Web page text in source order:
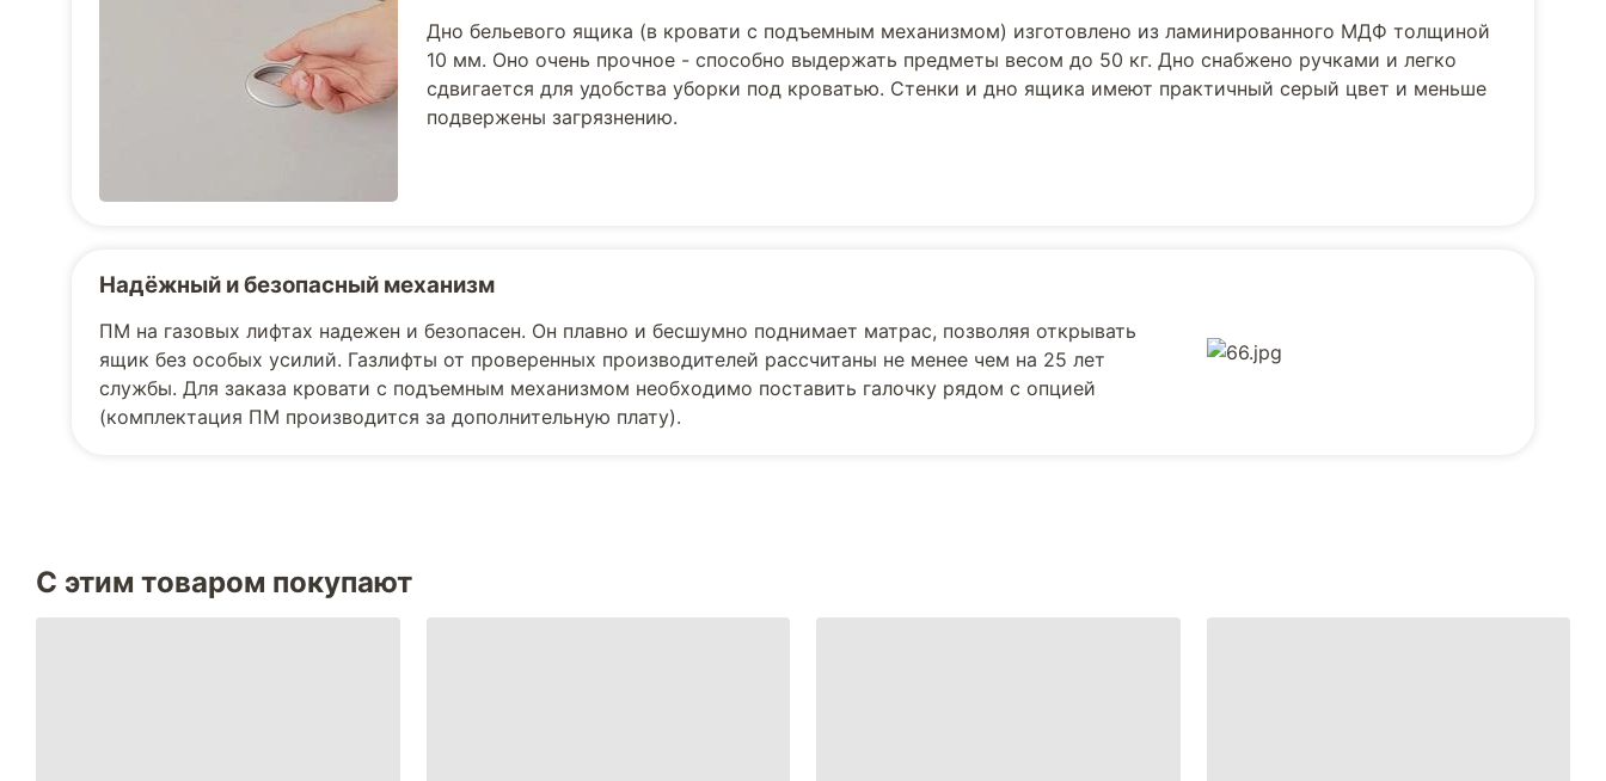
Дно бельевого ящика (в кровати с подъемным механизмом) изготовлено из ламинированного МДФ толщиной
10 мм. Оно очень прочное - способно выдержать предметы весом до 50 кг. Дно снабжено ручками и легко
сдвигается для удобства уборки под кроватью. Стенки и дно ящика имеют практичный серый цвет и меньше
подвержены загрязнению.
Надёжный и безопасный механизм
ПМ на газовых лифтах надежен и безопасен. Он плавно и бесшумно поднимает матрас, позволяя открывать
ящик без особых усилий. Газлифты от проверенных производителей рассчитаны не менее чем на 25 лет
службы. Для заказа кровати с подъемным механизмом необходимо поставить галочку рядом с опцией
(комплектация ПМ производится за дополнительную плату).
С этим товаром покупают